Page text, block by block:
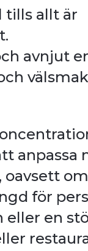
tills allt är
avnjut
anpassa
oavsett
för
eller en